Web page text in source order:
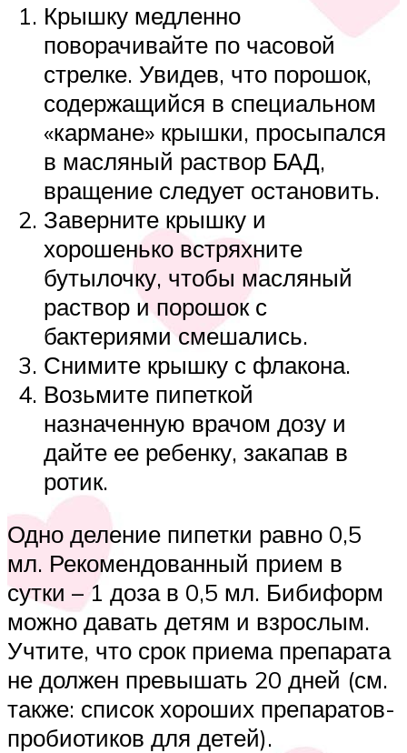
Крышку медленно
поворачивайте по часовой
стрелке. Увидев, что порошок,
содержащийся в специальном
«кармане» крышки, просыпался
в масляный раствор БАД,
вращение следует остановить.
Заверните крышку и
хорошенько встряхните
бутылочку, чтобы масляный
раствор и порошок с
бактериями смешались.
Снимите крышку с флакона.
Возьмите пипеткой
назначенную врачом дозу и
дайте ее ребенку, закапав в
ротик.
Одно деление пипетки равно 0,5
мл. Рекомендованный прием в
сутки – 1 доза в 0,5 мл. Бибиформ
можно давать детям и взрослым.
Учтите, что срок приема препарата
не должен превышать 20 дней (см.
также: список хороших препаратов-
пробиотиков для детей).